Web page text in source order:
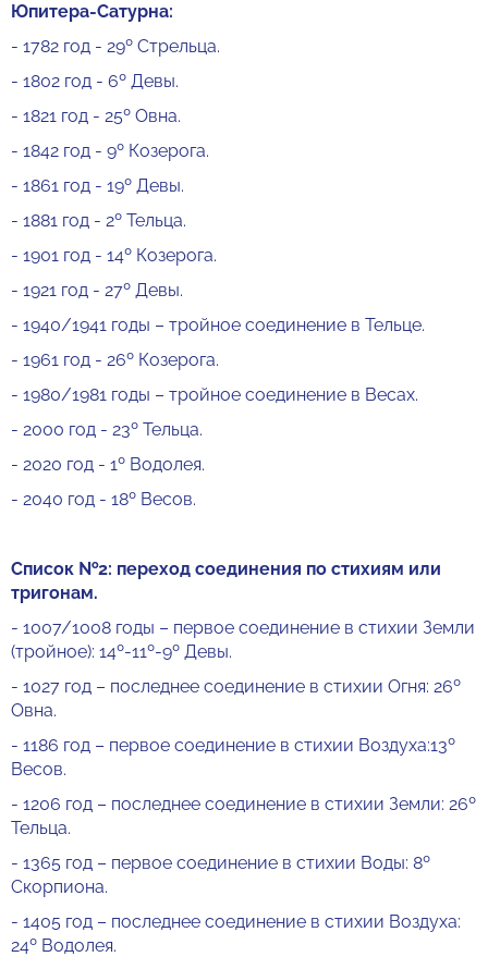
Юпитера-Сатурна:
- 1782 год - 29º Стрельца.
- 1802 год - 6º Девы.
- 1821 год - 25º Овна.
- 1842 год - 9º Козерога.
- 1861 год - 19º Девы.
- 1881 год - 2º Тельца.
- 1901 год - 14º Козерога.
- 1921 год - 27º Девы.
- 1940/1941 годы – тройное соединение в Тельце.
- 1961 год - 26º Козерога.
- 1980/1981 годы – тройное соединение в Весах.
- 2000 год - 23º Тельца.
- 2020 год - 1º Водолея.
- 2040 год - 18º Весов.
Список №2: переход соединения по стихиям или
тригонам.
- 1007/1008 годы – первое соединение в стихии Земли
(тройное): 14º-11º-9º Девы.
- 1027 год – последнее соединение в стихии Огня: 26º
Овна.
- 1186 год – первое соединение в стихии Воздуха:13º
Весов.
- 1206 год – последнее соединение в стихии Земли: 26º
Тельца.
- 1365 год – первое соединение в стихии Воды: 8º
Скорпиона.
- 1405 год – последнее соединение в стихии Воздуха:
24º Водолея.